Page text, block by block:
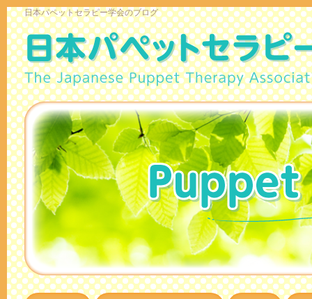
日本パペットセラピー学会のブログ